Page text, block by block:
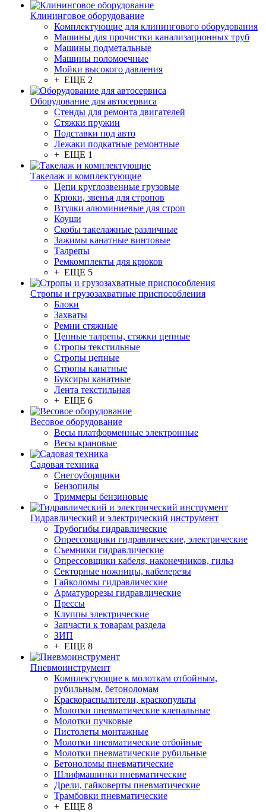
Клининговое оборудование
Комплектующие для клинингового оборудования
Машины для прочистки канализационных труб
Машины подметальные
Машины поломоечные
Мойки высокого давления
+ ЕЩЕ 2
Оборудование для автосервиса
Стенды для ремонта двигателей
Стяжки пружин
Подставки под авто
Лежаки подкатные ремонтные
+ ЕЩЕ 1
Такелаж и комплектующие
Цепи круглозвенные грузовые
Крюки, звенья для стропов
Втулки алюминиевые для строп
Коуши
Скобы такелажные различные
Зажимы канатные винтовые
Талрепы
Ремкомплекты для крюков
+ ЕЩЕ 5
Стропы и грузозахватные приспособления
Блоки
Захваты
Ремни стяжные
Цепные талрепы, стяжки цепные
Стропы текстильные
Стропы цепные
Стропы канатные
Буксиры канатные
Лента текстильная
+ ЕЩЕ 6
Весовое оборудование
Весы платформенные электронные
Весы крановые
Садовая техника
Снегоуборщики
Бензопилы
Триммеры бензиновые
Гидравлический и электрический инструмент
Трубогибы гидравлические
Опрессовщики гидравлические, электрические
Съемники гидравлические
Опрессовщики кабеля, наконечников, гильз
Секторные ножницы, кабелерезы
Гайколомы гидравлические
Арматурорезы гидравлические
Прессы
Клуппы электрические
Запчасти к товарам раздела
ЗИП
+ ЕЩЕ 8
Пневмоинструмент
Комплектующие к молоткам отбойным,
рубильным, бетоноломам
Краскораспылители, краскопульты
Молотки пневматические клепальные
Молотки пучковые
Пистолеты монтажные
Молотки пневматические отбойные
Молотки пневматические рубильные
Бетоноломы пневматические
Шлифмашинки пневматические
Дрели, гайковерты пневматические
Трамбовки пневматические
+ ЕЩЕ 8